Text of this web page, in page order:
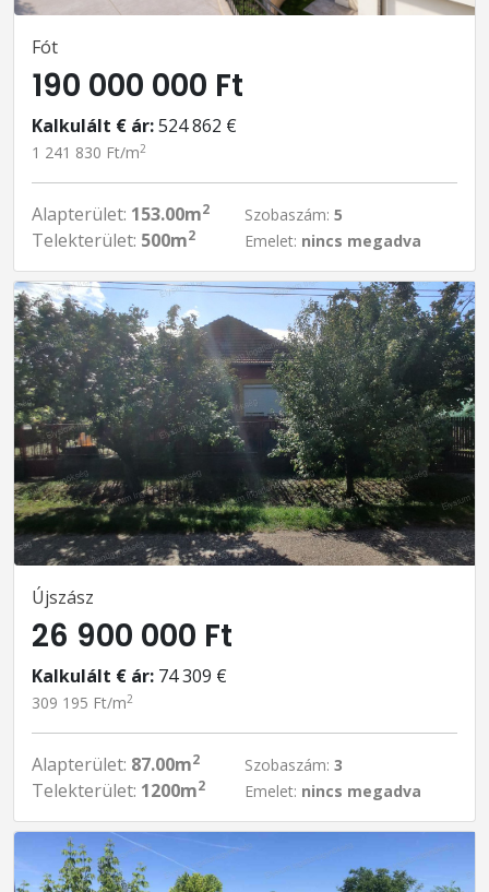
Fót
190 000 000 Ft
Kalkulált € ár:524 862 €
1 241 830 Ft/m2
Alapterület: 153.00m2
Telekterület: 500m2
Szobaszám: 5
Emelet: nincs megadva
Újszász
26 900 000 Ft
Kalkulált € ár: 74 309 €
309 195 Ft/m2
Alapterület: 87.00m2
Telekterület: 1200m2
Szobaszám: 3
Emelet: nincs megadva